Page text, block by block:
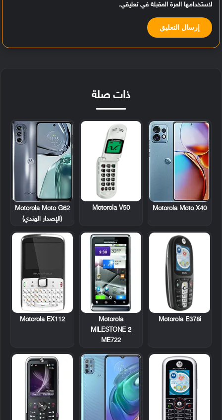
لاستخدامها المرة المقبلة في تعليقي.
ذات صلة
Motorola Moto X40
Motorola V50
Motorola Moto G62
(الإصدار الهندي)
Motorola E378i
Motorola
MILESTONE 2
ME722
Motorola EX112